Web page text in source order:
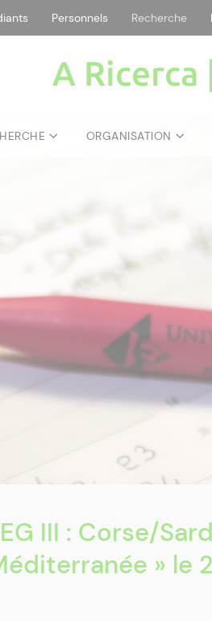
Personnels Recherche
A Ricerca |
ORGANISATION
III : Corse/
» le